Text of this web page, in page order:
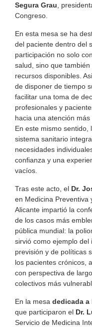
Segura Grau ,
Congreso.
En esta mesa se ha
del paciente dentro del
participación no solo
salud, sino que
recursos disponibles.
de disponer de tiempo
facilitar una toma de
profesionales y
hacia una atención
En este mismo sentido,
sistema sanitario
necesidades
confianza y una
vacíos.
Tras este acto, el Dr.
en Medicina Preventiva
Alicante impartió la
de los casos más
pública mundial: la
sirvió como ejemplo
previsión y de políticas
los pacientes crónicos,
con perspectiva de
colectivos más
En la mesa dedicada
que participaron el Dr.
Servicio de Medicina